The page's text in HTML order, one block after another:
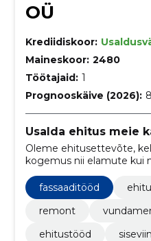
OÜ
Krediidiskoor:
Maineskoor: 2480
Töötajaid: 1
Prognooskäive (2026):
Usalda ehitus meie
Oleme ehitusettevõte,
kogemus nii elamute kui
ehitamisel. Meie
ehitusteenuseid, alates
siseviimistluseni.
fassaaditööd
remont
ehitustööd